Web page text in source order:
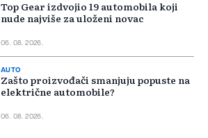
Top Gear izdvojio 19 automobila koji
nude najviše za uloženi novac
06. 08. 2026.
AUTO
Zašto proizvođači smanjuju popuste na
električne automobile?
06. 08. 2026.